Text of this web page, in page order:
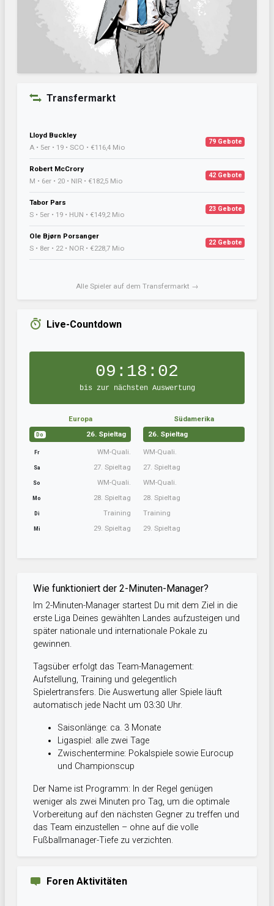
Transfermarkt
Lloyd Buckley
A • 5er • 19 • SCO • €116,4 Mio
79 Gebote
Robert McCrory
M • 6er • 20 • NIR • €182,5 Mio
42 Gebote
Tabor Pars
S • 5er • 19 • HUN • €149,2 Mio
23 Gebote
Ole Bjørn Porsanger
S • 8er • 22 • NOR • €228,7 Mio
22 Gebote
Alle Spieler auf dem Transfermarkt →
Live-Countdown
09:18:02
bis zur nächsten Auswertung
Europa
Do 26. Spieltag
Fr WM-Quali.
Sa 27. Spieltag
So WM-Quali.
Mo 28. Spieltag
Di Training
Mi 29. Spieltag
Südamerika
26. Spieltag
WM-Quali.
27. Spieltag
WM-Quali.
28. Spieltag
Training
29. Spieltag
Wie funktioniert der 2-Minuten-Manager?
Im 2-Minuten-Manager startest Du mit dem Ziel in die
erste Liga Deines gewählten Landes aufzusteigen und
später nationale und internationale Pokale zu
gewinnen.
Tagsüber erfolgt das Team-Management:
Aufstellung, Training und gelegentlich
Spielertransfers. Die Auswertung aller Spiele läuft
automatisch jede Nacht um 03:30 Uhr.
Saisonlänge: ca. 3 Monate
Ligaspiel: alle zwei Tage
Zwischentermine: Pokalspiele sowie Eurocup
und Championscup
Der Name ist Programm: In der Regel genügen
weniger als zwei Minuten pro Tag, um die optimale
Vorbereitung auf den nächsten Gegner zu treffen und
das Team einzustellen – ohne auf die volle
Fußballmanager-Tiefe zu verzichten.
Foren Aktivitäten